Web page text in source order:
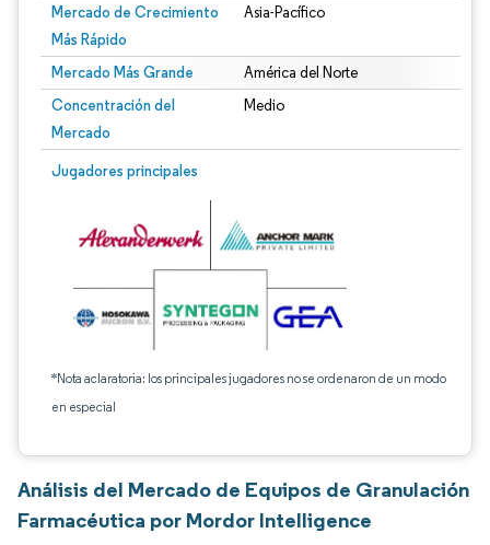
Mercado de Crecimiento
Más Rápido
Asia-Pacífico
Mercado Más Grande América del Norte
Concentración del
Mercado
Medio
Jugadores principales
*Nota aclaratoria: los principales jugadores no se ordenaron de un modo
en especial
Análisis del Mercado de Equipos de Granulación
Farmacéutica por Mordor Intelligence